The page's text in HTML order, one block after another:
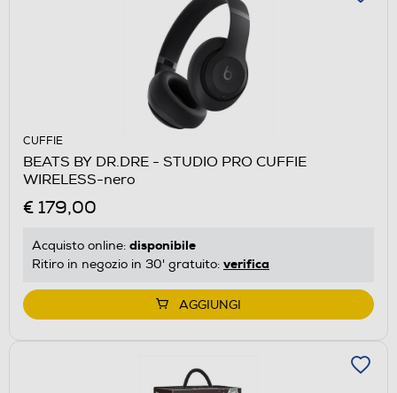
CUFFIE
BEATS BY DR.DRE - STUDIO PRO CUFFIE
WIRELESS-nero
€ 179,00
Acquisto online: disponibile
Ritiro in negozio in 30' gratuito: verifica
AGGIUNGI